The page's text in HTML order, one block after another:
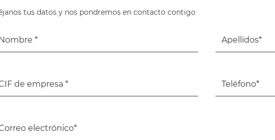
tus datos y nos pondremos en contacto contigo